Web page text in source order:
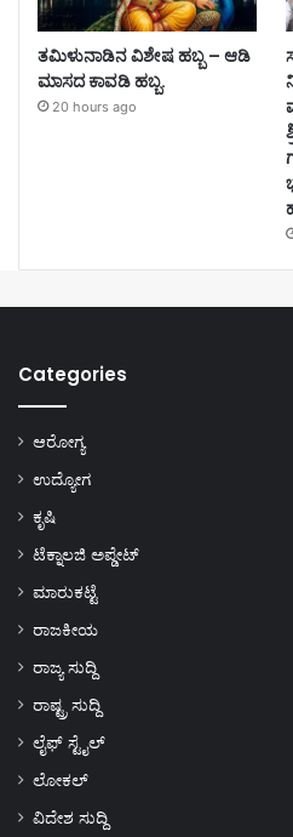
ತಮಿಳುನಾಡಿನ ವಿಶೇಷ ಹಬ್ಬ – ಆಡಿ
ಮಾಸದ ಕಾವಡಿ ಹಬ್ಬ.
20 hours ago
Categories
ಆರೋಗ್ಯ
ಉದ್ಯೋಗ
ಕೃಷಿ
ಟೆಕ್ನಾಲಜಿ ಅಪ್ಡೇಟ್
ಮಾರುಕಟ್ಟೆ
ರಾಜಕೀಯ
ರಾಜ್ಯ ಸುದ್ದಿ
ರಾಷ್ಟ್ರ ಸುದ್ದಿ
ಲೈಫ್ ಸ್ಟೈಲ್
ಲೋಕಲ್
ವಿದೇಶ ಸುದ್ದಿ